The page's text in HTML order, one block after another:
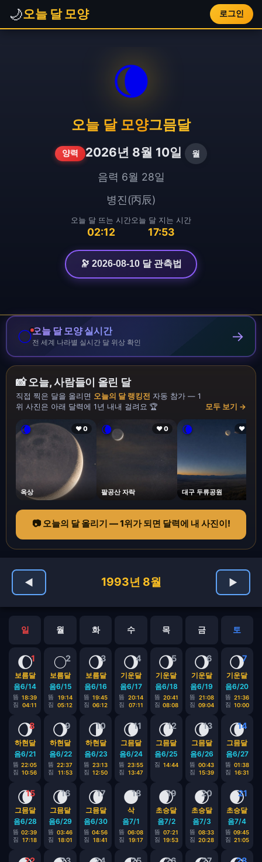
🌙오늘 달 모양 로그인
🌘
오늘 달 모양그믐달
양력 2026년 8월 10일 월
음력 6월 28일
병진(丙辰)
오늘 달 뜨는 시간
02:12
오늘 달 지는 시간
17:53
🔭 2026-08-10 달 관측법
🌕오늘 달 모양 실시간
전 세계 나라별 실시간 달 위상 확인 →
📸 오늘, 사람들이 올린 달
직접 찍은 달을 올리면 오늘의 달 랭킹전 자동 참가 — 1
위 사진은 아래 달력에 1년 내내 걸려요 🏆
모두 보기 →
🌘 ❤ 0
옥상
🌘 ❤ 0
팔공산 자락
🌘 ❤ 1
대구 두류공원
📷 오늘의 달 올리기 — 1위가 되면 달력에 내 사진이!
◀ 1993년 8월 ▶
일 월 화 수 목 금 토
1
🌔
보름달
음6/14
뜸 18:39
짐
04:11
2
🌕
보름달
음6/15
뜸
19:14
짐
05:12
3
🌖
보름달
음6/16
뜸 19:45
짐 06:12
4
🌖
기운달
음6/17
뜸
20:14
짐
07:11
5
🌖
기운달
음6/18
뜸 20:41
짐 08:08
6
🌖
기운달
음6/19
뜸
21:08
짐 09:04
7
🌖
기운달
음6/20
뜸 21:36
짐 10:00
8
🌖
하현달
음6/21
뜸 22:05
짐 10:56
9
🌖
하현달
음6/22
뜸 22:37
짐
11:53
10
🌗
하현달
음6/23
뜸 23:13
짐 12:50
11
🌘
그믐달
음6/24
뜸 23:55
짐
13:47
12
🌘
그믐달
음6/25
짐 14:44
13
🌘
그믐달
음6/26
뜸 00:43
짐
15:39
14
🌘
그믐달
음6/27
뜸 01:38
짐
16:31
15
🌘
그믐달
음6/28
뜸 02:39
짐
17:18
16
🌘
그믐달
음6/29
뜸 03:46
짐
18:01
17
🌘
그믐달
음6/30
뜸 04:56
짐
18:41
18
🌑
삭
음7/1
뜸 06:08
짐
19:17
19
🌒
초승달
음7/2
뜸 07:21
짐 19:53
20
🌒
초승달
음7/3
뜸 08:33
짐 20:28
21
🌒
초승달
음7/4
뜸 09:45
짐 21:05